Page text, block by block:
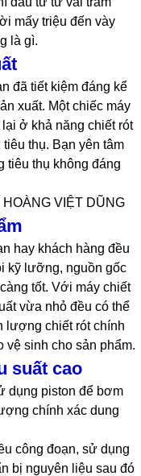
mấy triệu đến vày
là gì.
đã tiết kiệm đáng kể
xuất. Một chiếc máy
ở khả năng chiết rót
thụ. Bạn yên tâm
tiêu thụ không đáng
hay khách hàng đều
kỹ lưỡng, nguồn gốc
tốt. Với máy chiết
vừa nhỏ đều có thể
lượng chiết rót chính
vệ sinh cho sản phẩm.
suất cao
dụng piston để bơm
chính xác dung
công đoạn, sử dụng
bị nguyên liệu sau đó